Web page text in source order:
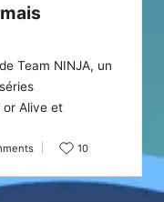
Team NINJA, un
or Alive et
10